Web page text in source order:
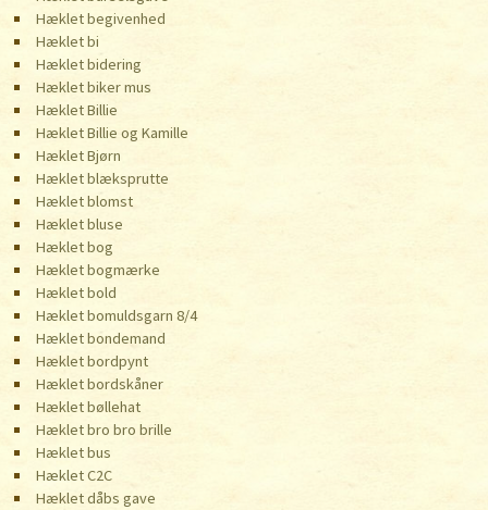
Hæklet begivenhed
Hæklet bi
Hæklet bidering
Hæklet biker mus
Hæklet Billie
Hæklet Billie og Kamille
Hæklet Bjørn
Hæklet blæksprutte
Hæklet blomst
Hæklet bluse
Hæklet bog
Hæklet bogmærke
Hæklet bold
Hæklet bomuldsgarn 8/4
Hæklet bondemand
Hæklet bordpynt
Hæklet bordskåner
Hæklet bøllehat
Hæklet bro bro brille
Hæklet bus
Hæklet C2C
Hæklet dåbs gave